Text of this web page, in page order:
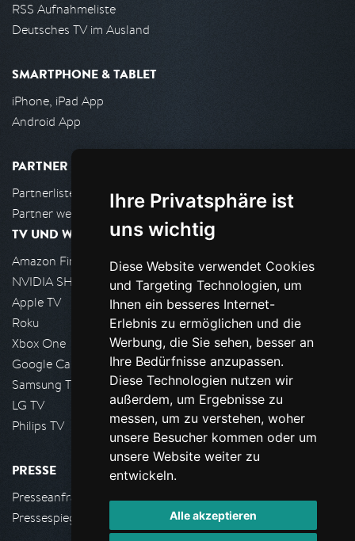
Ihre Privatsphäre ist
uns wichtig
Diese Website verwendet Cookies
und Targeting Technologien, um
Ihnen ein besseres Internet-
Erlebnis zu ermöglichen und die
Werbung, die Sie sehen, besser an
Ihre Bedürfnisse anzupassen.
Diese Technologien nutzen wir
außerdem, um Ergebnisse zu
messen, um zu verstehen, woher
unsere Besucher kommen oder um
unsere Website weiter zu
entwickeln.
Alle akzeptieren
RSS Aufnahmeliste
Deutsches TV im Ausland
SMARTPHONE & TABLET
iPhone, iPad App
Android App
PARTNER
Partnerliste
Partner werden
TV UND WOHNZIMMER
Amazon FireTV
NVIDIA SHIELD, Google TV
Apple TV
Roku
Xbox One
Google Cast
Samsung TV
LG TV
Philips TV
PRESSE
Presseanfrage stellen
Pressespiegel